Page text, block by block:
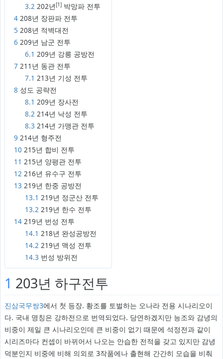
3.2 202년[1] 박망파 전투
4 208년 장판파 전투
5 208년 적벽대전
6 209년 남군 전투
6.1 209년 강릉 공방전
7 211년 동관 전투
7.1 213년 기성 전투
8 성도 공략전
8.1 209년 장사전
8.2 214년 낙성 전투
8.3 214년 가맹관 전투
9 214년 형주전
10 215년 합비 전투
11 215년 양평관 전투
12 216년 유수구 전투
13 219년 한중 공방전
13.1 219년 정군산 전투
13.2 219년 한수 전투
14 219년 번성 전투
14.1 218년 완성공방전
14.2 219년 맥성 전투
14.3 번성 방위전
1 203년 하구전투
진삼국무쌍3에서 첫 등장. 황조를 토벌하는 오나라 전용 시나리오이
다. 국내 명칭은 강하전으로 번역되었다. 당연하겠지만 능조와 감녕의
비중이 제일 큰 시나리오인데 큰 비중이 없기 때문에 석정전과 같이
시리즈마다 컨셉이 바뀌어서 나오는 안습한 전적을 갖고 있지만 감녕
덕분인지 비중에 비해 의외로 3작품에나 출현해 간간히 모습을 비춰